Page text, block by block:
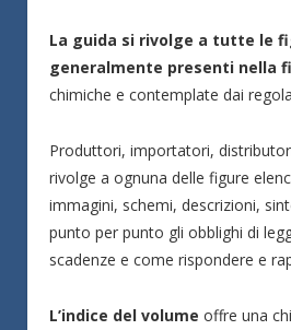
La guida si rivolge a tutte le
generalmente presenti nella
chimiche e contemplate dai
Produttori, importatori,
rivolge a ognuna delle figure
immagini, schemi, descrizioni,
punto per punto gli obblighi di
scadenze e come rispondere e
L’indice del volume offre una